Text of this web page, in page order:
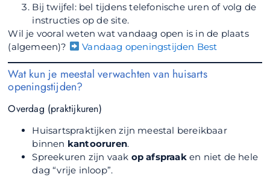
Bij twijfel: bel tijdens telefonische uren of volg de
instructies op de site.
Wil je vooral weten wat vandaag open is in de plaats
(algemeen)?
Vandaag openingstijden Best
Wat kun je meestal verwachten van huisarts
openingstijden?
Overdag (praktijkuren)
Huisartspraktijken zijn meestal bereikbaar
binnen kantooruren.
Spreekuren zijn vaak op afspraaken niet de hele
dag “vrije inloop”.